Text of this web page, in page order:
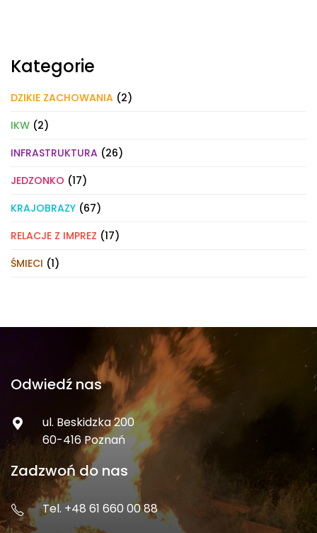
Kategorie
DZIKIE ZACHOWANIA (2)
IKW (2)
INFRASTRUKTURA (26)
JEDZONKO (17)
KRAJOBRAZY (67)
RELACJE Z IMPREZ (17)
ŚMIECI (1)
Odwiedź nas
ul. Beskidzka 200
60-416 Poznań
Zadzwoń do nas
Tel. +48 61 660 00 88